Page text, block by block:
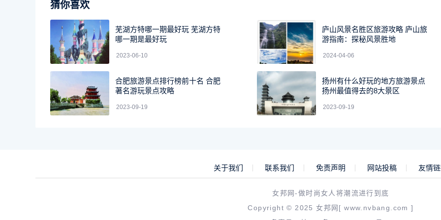
猜你喜欢
芜湖方特哪一期最好玩 芜湖方特
哪一期是最好玩
2023-06-10
庐山风景名胜区旅游攻略 庐山旅
游指南：探秘风景胜地
2024-04-06
合肥旅游景点排行榜前十名 合肥
著名游玩景点攻略
2023-09-19
扬州有什么好玩的地方旅游景点
扬州最值得去的8大景区
2023-09-19
关于我们 联系我们 免责声明 网站投稿 友情
女邦网-做时尚女人将潮流进行到底
Copyright © 2025 女邦网 [ www.nvbang.com ]